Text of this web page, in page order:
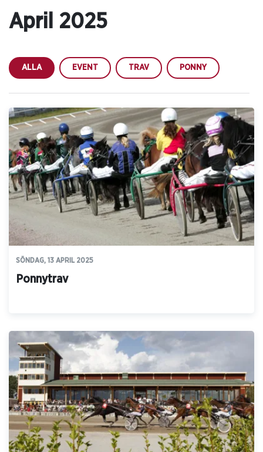
April 2025
ALLA EVENT TRAV PONNY
SÖNDAG, 13 APRIL 2025
Ponnytrav